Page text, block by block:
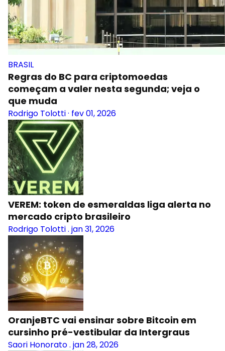
BRASIL
Regras do BC para criptomoedas
começam a valer nesta segunda; veja o
que muda
Rodrigo Tolotti· fev 01, 2026
VEREM: token de esmeraldas liga alerta no
mercado cripto brasileiro
Rodrigo Tolotti. jan 31, 2026
OranjeBTC vai ensinar sobre Bitcoin em
cursinho pré-vestibular da Intergraus
Saori Honorato. jan 28, 2026